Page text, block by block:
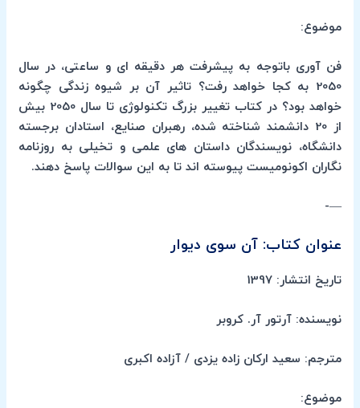
موضوع:
فن آوری باتوجه به پیشرفت هر دقیقه ای و ساعتی، در سال
2050 به کجا خواهد رفت؟ تاثیر آن بر شیوه زندگی چگونه
خواهد بود؟ در کتاب تغییر بزرگ تکنولوژی تا سال 2050 بیش
از 20 دانشمند شناخته شده، رهبران صنایع، استادان برجسته
دانشگاه، نویسندگان داستان های علمی و تخیلی به روزنامه
نگاران اکونومیست پیوسته اند تا به این سوالات پاسخ دهند.
—-
عنوان کتاب: آن سوی دیوار
تاریخ انتشار: 1397
نویسنده: آرتور آر. کروبر
مترجم: سعید ارکان زاده یزدی / آزاده اکبری
موضوع: